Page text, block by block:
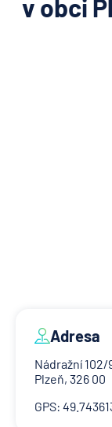
v obci
Adresa
Nádražní 102/
Plzeň, 326 00
GPS: